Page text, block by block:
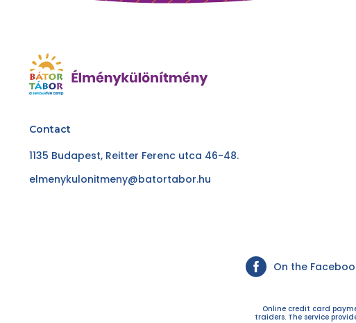
Contact
1135 Budapest, Reitter Ferenc utca 46-48.
elmenykulonitmeny@batortabor.hu
On the
Online credit card
traiders. The service